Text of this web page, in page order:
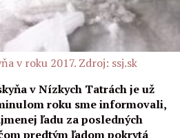
v roku 2017. Zdroj: ssj.sk
v Nízkych Tatrách je už
roku sme informovali,
ľadu za posledných
predtým ľadom pokrytá